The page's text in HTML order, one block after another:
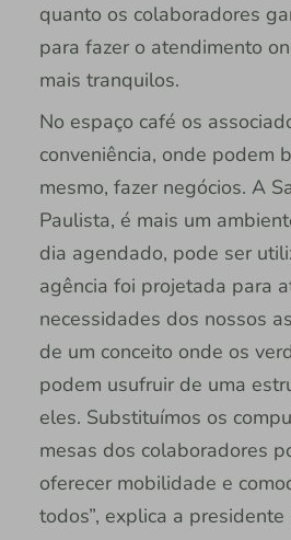
quanto os colaboradores
para fazer o atendimento
mais tranquilos.
No espaço café os
conveniência, onde podem
mesmo, fazer negócios. A
Paulista, é mais um
dia agendado, pode ser
agência foi projetada para
necessidades dos nossos
de um conceito onde os
podem usufruir de uma
eles. Substituímos os
mesas dos colaboradores
oferecer mobilidade e
todos”, explica a presidente